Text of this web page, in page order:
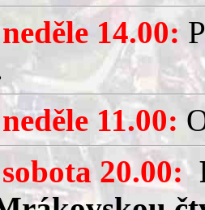
14.00:
11.00:
20.00: